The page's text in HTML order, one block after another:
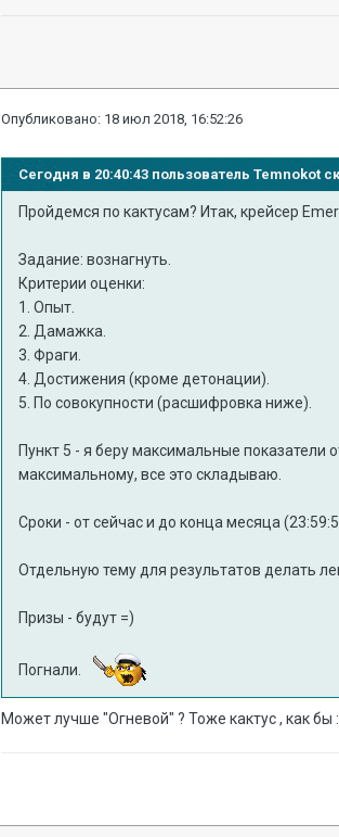
Опубликовано: 18 июл 2018, 16:52:26
Сегодня в 20:40:43 пользователь Temnokot
Пройдемся по кактусам? Итак, крейсер
Задание: вознагнуть.
Критерии оценки:
1. Опыт.
2. Дамажка.
3. Фраги.
4. Достижения (кроме детонации).
5. По совокупности (расшифровка ниже).
Пункт 5 - я беру максимальные показатели
максимальному, все это складываю.
Сроки - от сейчас и до конца месяца
Отдельную тему для результатов делать
Призы - будут =)
Погнали.
Может лучше "Огневой" ? Тоже кактус , как бы